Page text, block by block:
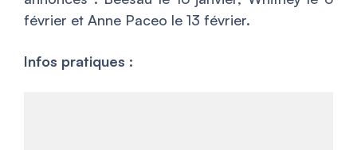
février et Anne Paceo le 13 février.
Infos pratiques :